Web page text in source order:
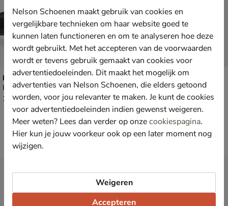
Mexx Micla Kasia
Bikerboots - zwart
€ 109,99
109,99
Mexx Holea
Bikerboots - brons
€ 99,99
99,99
Nieuwsbrief
Ontvang € 10,- welkomstkorting*en blijf op de hoogte van leuke
Nelson Schoenen maakt gebruik van cookies en
vergelijkbare technieken om haar website goed te
kunnen laten functioneren en om te analyseren hoe deze
wordt gebruikt. Met het accepteren van de voorwaarden
wordt er tevens gebruik gemaakt van cookies voor
advertentiedoeleinden. Dit maakt het mogelijk om
advertenties van Nelson Schoenen, die elders getoond
worden, voor jou relevanter te maken. Je kunt de cookies
voor advertentiedoeleinden indien gewenst weigeren.
Meer weten? Lees dan verder op onzecookiespagina.
Hier kun je jouw voorkeur ook op een later moment nog
wijzigen.
Accepteren
Weigeren